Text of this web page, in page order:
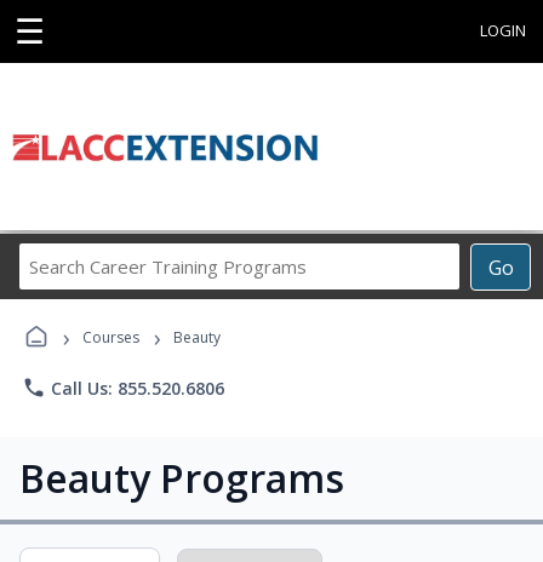
☰ LOGIN
Go
Career
› Courses › Beauty
phone Call Us: 855.520.6806
Beauty Programs